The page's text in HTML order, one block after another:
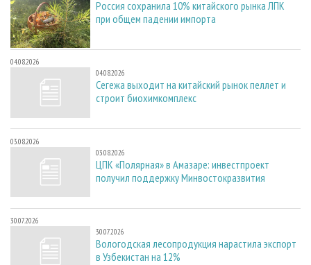
Россия сохранила 10% китайского рынка ЛПК
при общем падении импорта
04.08.2026
04.08.2026
Сегежа выходит на китайский рынок пеллет и
строит биохимкомплекс
03.08.2026
03.08.2026
ЦПК «Полярная» в Амазаре: инвестпроект
получил поддержку Минвостокразвития
30.07.2026
30.07.2026
Вологодская лесопродукция нарастила экспорт
в Узбекистан на 12%